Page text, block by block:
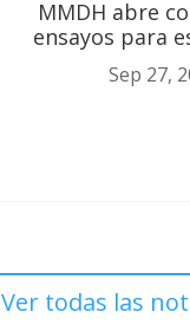
MMDH abre
ensayos para
Sep 27,
Ver todas las